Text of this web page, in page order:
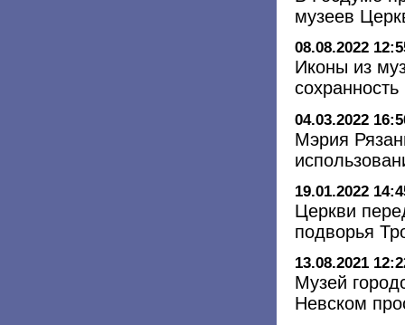
музеев
08.08.2022
Иконы из
04.03.2022
Мэрия
19.01.2022
Церкви
подворья
13.08.2021
Музей
Невском